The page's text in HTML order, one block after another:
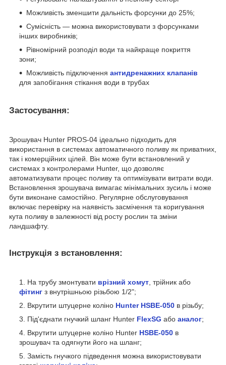
Можливість зменшити дальність форсунки до 25%;
Сумісність — можна використовувати з форсунками
інших виробників;
Рівномірний розподіл води та найкраще покриття
зони;
Можливість підключення антидренажних клапанів
для запобігання стікання води в трубах
Застосування:
Зрошувач Hunter PROS-04 ідеально підходить для
використання в системах автоматичного поливу як приватних,
так і комерційних цілей. Він може бути встановлений у
системах з контролерами Hunter, що дозволяє
автоматизувати процес поливу та оптимізувати витрати води.
Встановлення зрошувача вимагає мінімальних зусиль і може
бути виконане самостійно. Регулярне обслуговування
включає перевірку на наявність засмічення та коригування
кута поливу в залежності від росту рослин та зміни
ландшафту.
Інструкція з встановлення:
На трубу змонтувати врізний хомут , трійник або
фітинг з внутрішньою різьбою 1/2";
Вкрутити штуцерне коліно Hunter HSBE-050 в різьбу;
Під'єднати гнучкий шланг Hunter FlexSG або аналог;
Вкрутити штуцерне коліно Hunter HSBE-050 в
зрошувач та одягнути його на шланг;
Замість гнучкого підведення можна використовувати